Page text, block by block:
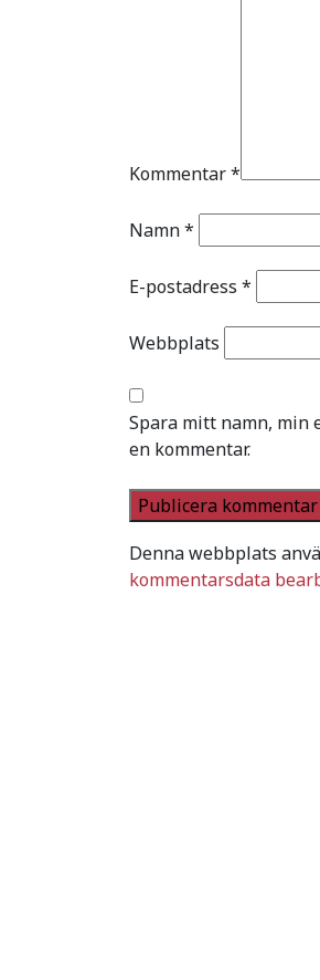
Kommentar*
Namn*
E-postadress *
Webbplats
Spara mitt namn, min
en kommentar.
Denna webbplats
kommentarsdata